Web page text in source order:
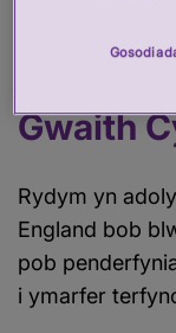
Sut
Gwaith
Rydym yn
England bob
pob
i ymarfer